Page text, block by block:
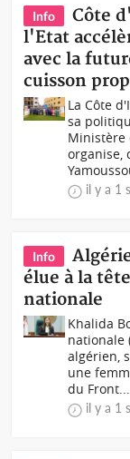
Info
Côte
l'Etat
avec la
cuisson
La Côte
sa
Ministère
organise,
il y a 1
Info
élue à la
nationale
Khalida
nationale
algérien,
une
du Front...
il y a 1